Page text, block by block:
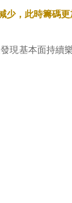
，此時籌碼
現基本面持續